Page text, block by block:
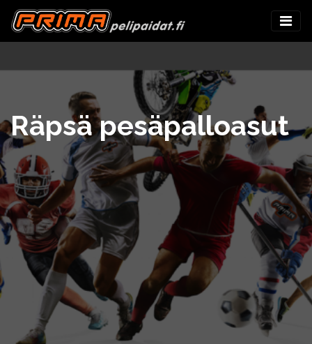
Räpsä pesäpalloasut